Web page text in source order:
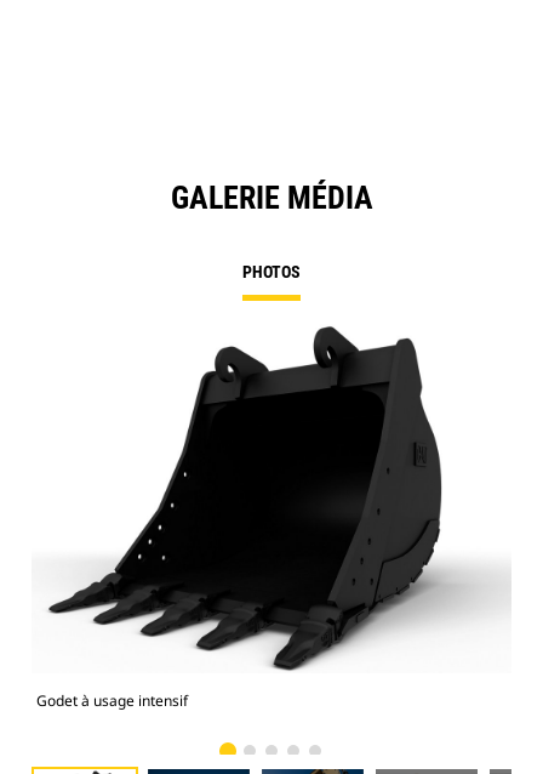
GALERIE MÉDIA
PHOTOS
Godet à usage intensif